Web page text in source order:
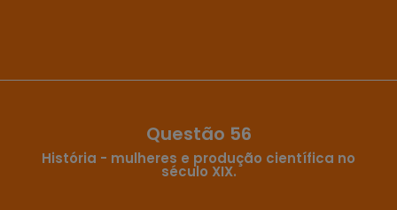
Questão 56
História - mulheres e produção científica no
século XIX.